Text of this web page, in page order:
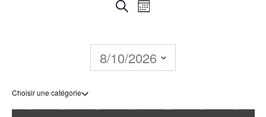
Recherche
navigation
vues
RechercheNavigation
vues
Évènement
Mois
8/10/2026
Sélectionnez
une
date.